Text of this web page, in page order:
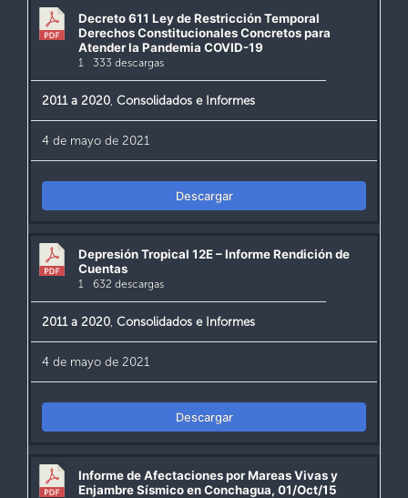
Decreto 611 Ley de Restricción Temporal
Derechos Constitucionales Concretos para
Atender la Pandemia COVID-19
1 333 descargas
2011 a 2020 Consolidados e Informes
4 de mayo de 2021
Descargar
Depresión Tropical 12E – Informe Rendición de
Cuentas
1 632 descargas
2011 a 2020 Consolidados e Informes
4 de mayo de 2021
Descargar
Informe de Afectaciones por Mareas Vivas y
Enjambre Sísmico en Conchagua, 01/Oct/15